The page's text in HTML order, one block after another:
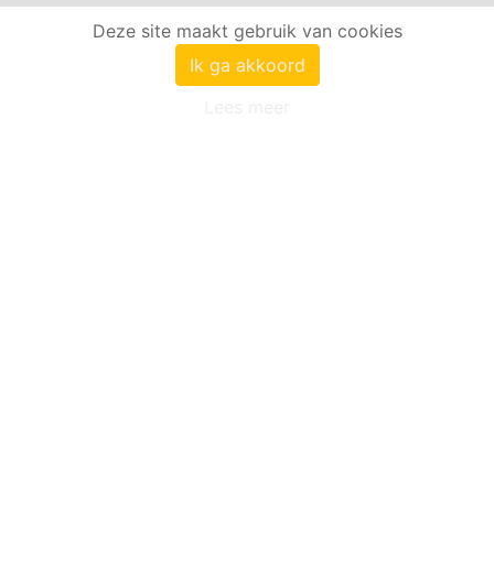
Deze site maakt gebruik van cookies
Ik ga akkoord